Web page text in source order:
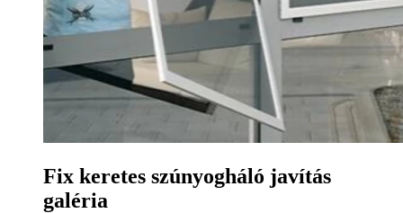
Fix keretes szúnyogháló javítás
galéria